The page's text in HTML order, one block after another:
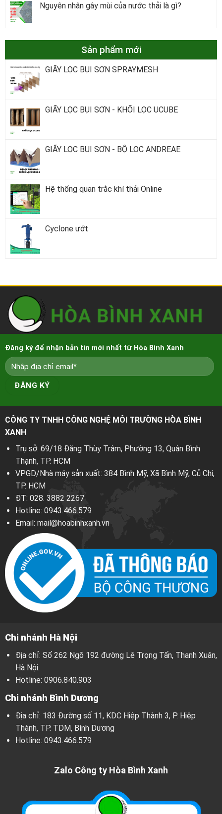
Nguyên nhân gây mùi của nước thải là gì?
Sản phẩm mới
GIẤY LỌC BỤI SƠN SPRAYMESH
GIẤY LỌC BỤI SƠN - KHỐI LỌC UCUBE
GIẤY LỌC BỤI SƠN - BỘ LỌC ANDREAE
Hệ thống quan trắc khí thải Online
Cyclone ướt
Đăng ký để nhận bản tin mới nhất từ Hòa Bình Xanh
CÔNG TY TNHH CÔNG NGHỆ MÔI TRƯỜNG HÒA BÌNH
XANH
Trụ sở: 69/18 Đặng Thùy Trâm, Phường 13, Quận Bình
Thạnh, TP. HCM
VPGD/Nhà máy sản xuất: 384 Bình Mỹ, Xã Bình Mỹ, Củ Chi,
TP. HCM
ĐT: 028. 3882 2267
Hotline: 0943.466.579
Email: mail@hoabinhxanh.vn
Chi nhánh Hà Nội
Địa chỉ: Số 262 Ngõ 192 đường Lê Trọng Tấn, Thanh Xuân,
Hà Nội.
Hotline: 0906.840.903
Chi nhánh Bình Dương
Địa chỉ: 183 Đường số 11, KDC Hiệp Thành 3, P. Hiệp
Thành, TP. TDM, Bình Dương
Hotline: 0943.466.579
Zalo Công ty Hòa Bình Xanh